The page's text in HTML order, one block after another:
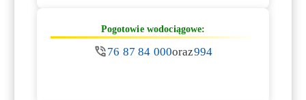
Pogotowie wodociągowe:
76 87 84 000oraz994